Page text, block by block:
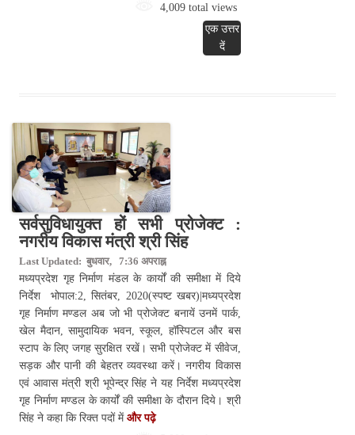
4,009 total views
एक उत्तर
दें
सर्वसुविधायुक्त हों सभी प्रोजेक्ट :
नगरीय विकास मंत्री श्री सिंह
Last Updated: बुधवार, 7:36 अपराह्न
मध्यप्रदेश गृह निर्माण मंडल के कार्यों की समीक्षा में दिये
निर्देश भोपाल:2, सितंबर, 2020(स्पष्ट खबर)|मध्यप्रदेश
गृह निर्माण मण्डल अब जो भी प्रोजेक्ट बनायें उनमें पार्क,
खेल मैदान, सामुदायिक भवन, स्कूल, हॉस्पिटल और बस
स्टाप के लिए जगह सुरक्षित रखें। सभी प्रोजेक्ट में सीवेज,
सड़क और पानी की बेहतर व्यवस्था करें। नगरीय विकास
एवं आवास मंत्री श्री भूपेन्द्र सिंह ने यह निर्देश मध्यप्रदेश
गृह निर्माण मण्डल के कार्यों की समीक्षा के दौरान दिये। श्री
सिंह ने कहा कि रिक्त पदों में और पढ़े